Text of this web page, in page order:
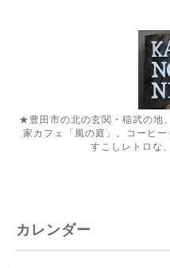
★豊田市の北の玄関・稲武の地
家カフェ「風の庭」。コーヒ
すこしレトロな
カレンダー